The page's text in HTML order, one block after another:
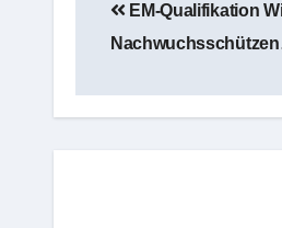
EM-Qualifikation